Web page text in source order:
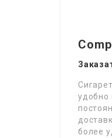
удобно
более